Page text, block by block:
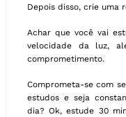
Depois disso, crie uma
Achar que você vai
velocidade da luz,
comprometimento.
Comprometa-se com
estudos e seja
dia? Ok, estude 30